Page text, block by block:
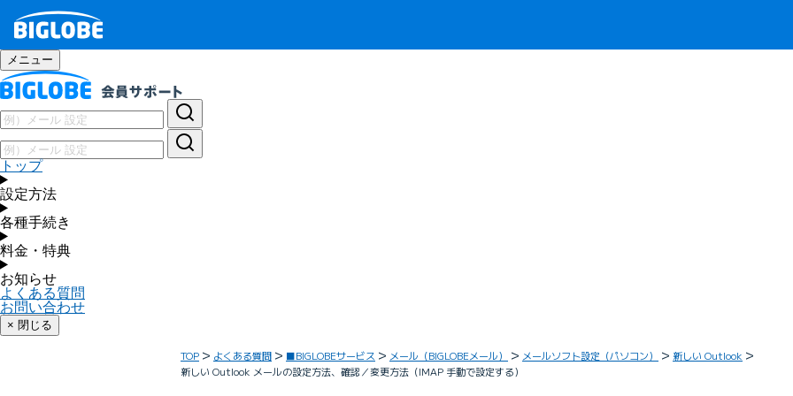
メニュー
トップ
設定方法
各種手続き
料金・特典
お知らせ
よくある質問
お問い合わせ
× 閉じる
TOP よくある質問 ■BIGLOBEサービス メール（BIGLOBEメール） メールソフト設定（パソコン）
新しい Outlook
新しい Outlook メールの設定方法、確認／変更方法（IMAP 手動で設定する）